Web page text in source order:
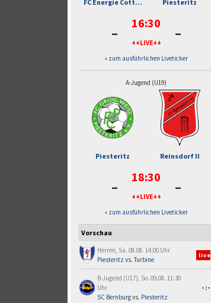
FC Energie Cott... Piesteritz
- 16:30
++LIVE++ -
» zum ausführlichen Liveticker
A-Jugend (U19)
Piesteritz Reinsdorf II
- 18:30
++LIVE++ -
» zum ausführlichen Liveticker
Vorschau
Herren, Sa. 08.08. 14:00 Uhr
Piesteritz vs.Turbine
live
B-Jugend (U17), So. 09.08. 11:30
Uhr
SC Bernburgvs. Piesteritz
-:-